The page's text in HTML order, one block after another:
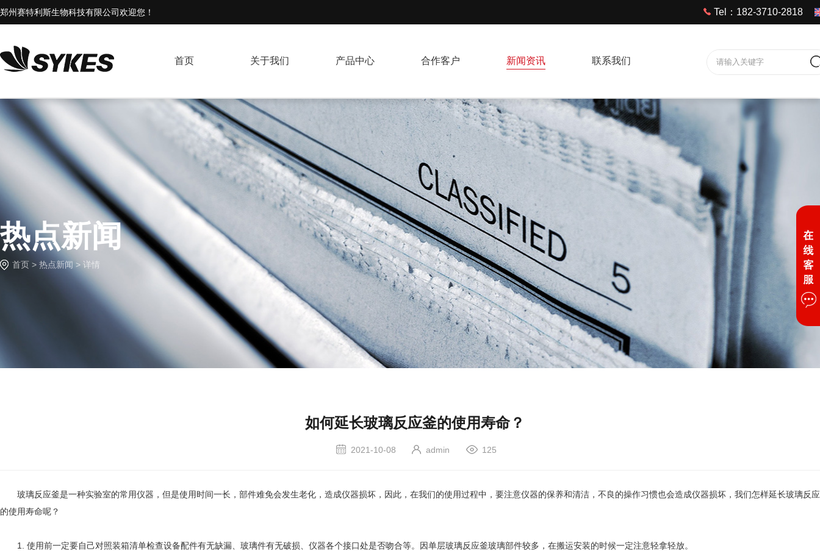
郑州赛特利斯生物科技有限公司欢迎您！ Tel：182-3710-2818
首页 关于我们 产品中心 合作客户 新闻资讯 联系我们
热点新闻
首页 > 热点新闻 > 详情
如何延长玻璃反应釜的使用寿命？
2021-10-08 admin 125
玻璃反应釜是一种实验室的常用仪器，但是使用时间一长，部件难免会发生老化，造成仪器损坏，因此，在我们的使用过程中，要注意仪器的保养和清洁，不良的操作习惯也会造成仪器损坏，我们怎样延长玻璃反
的使用寿命呢？
1. 使用前一定要自己对照装箱清单检查设备配件有无缺漏、玻璃件有无破损、仪器各个接口处是否吻合等。因单层玻璃反应釜玻璃部件较多，在搬运安装的时候一定注意轻拿轻放。